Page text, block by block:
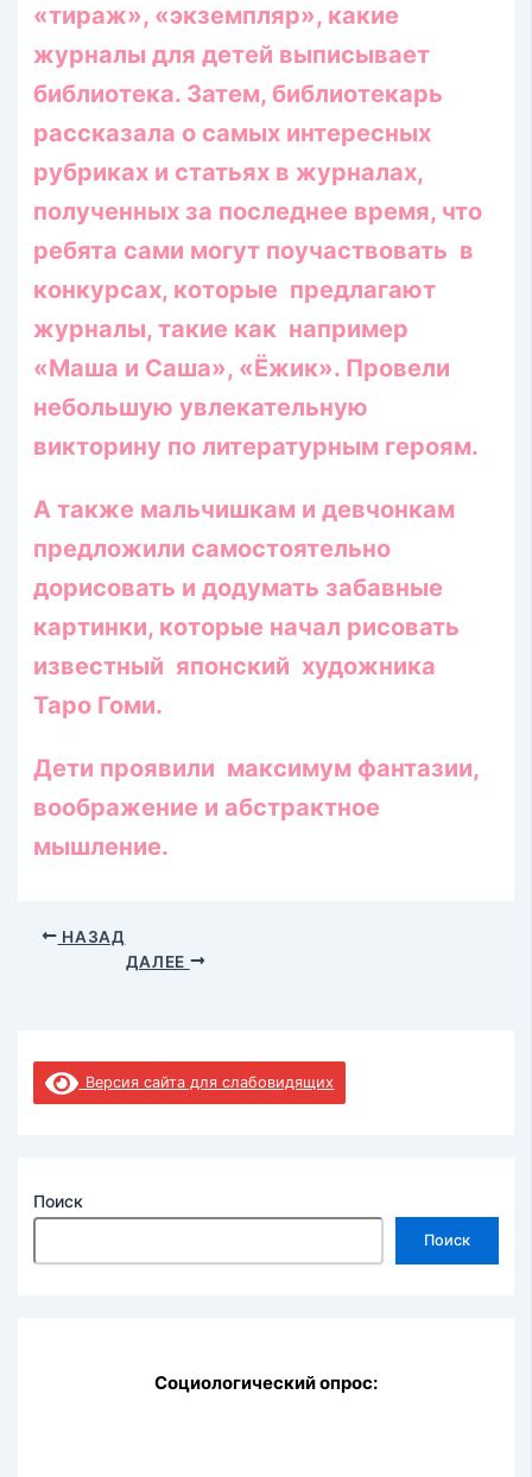
«тираж», «экземпляр», какие
журналы для детей выписывает
библиотека. Затем, библиотекарь
рассказала о самых интересных
рубриках и статьях в журналах,
полученных за последнее время, что
ребята сами могут поучаствовать в
конкурсах, которые предлагают
журналы, такие как например
«Маша и Саша», «Ёжик». Провели
небольшую увлекательную
викторину по литературным героям.
А также мальчишкам и девчонкам
предложили самостоятельно
дорисовать и додумать забавные
картинки, которые начал рисовать
известный японский художника
Таро Гоми.
Дети проявили максимум фантазии,
воображение и абстрактное
мышление.
НАЗАД
ДАЛЕЕ
Версия сайта для слабовидящих
Поиск
Поиск
Социологический опрос: